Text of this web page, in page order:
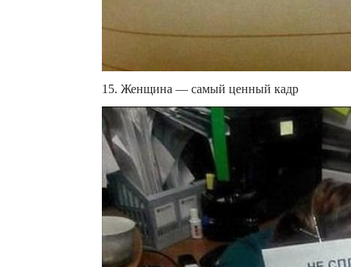
15. Женщина — самый ценный кадр